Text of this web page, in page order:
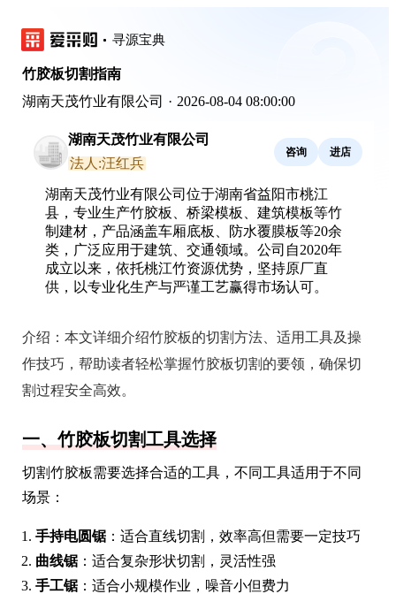
寻源宝典
竹胶板切割指南
湖南天茂竹业有限公司 · 2026-08-04 08:00:00
湖南天茂竹业有限公司
法人:汪红兵
咨询 进店
湖南天茂竹业有限公司位于湖南省益阳市桃江
县，专业生产竹胶板、桥梁模板、建筑模板等竹
制建材，产品涵盖车厢底板、防水覆膜板等20余
类，广泛应用于建筑、交通领域。公司自2020年
成立以来，依托桃江竹资源优势，坚持原厂直
供，以专业化生产与严谨工艺赢得市场认可。
介绍： 本文详细介绍竹胶板的切割方法、适用工具及操
作技巧，帮助读者轻松掌握竹胶板切割的要领，确保切
割过程安全高效。
一、竹胶板切割工具选择
切割竹胶板需要选择合适的工具，不同工具适用于不同
场景：
手持电圆锯 ：适合直线切割，效率高但需要一定技巧
曲线锯 ：适合复杂形状切割，灵活性强
手工锯 ：适合小规模作业，噪音小但费力